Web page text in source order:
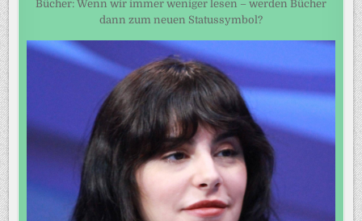
Bücher: Wenn wir immer weniger lesen – werden Bücher
dann zum neuen Statussymbol?